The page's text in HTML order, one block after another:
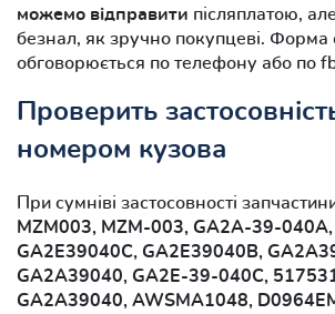
можемо відправити післяплатою,
безнал, як зручно покупцеві. Форма
обговорюється по телефону або по
Проверить
номером кузова
При сумніві застосовності
MZM003, MZM-003, GA2A-39-
GA2E39040C, GA2E39040B,
GA2A39040, GA2E-39-040C,
GA2A39040, AWSMA1048,